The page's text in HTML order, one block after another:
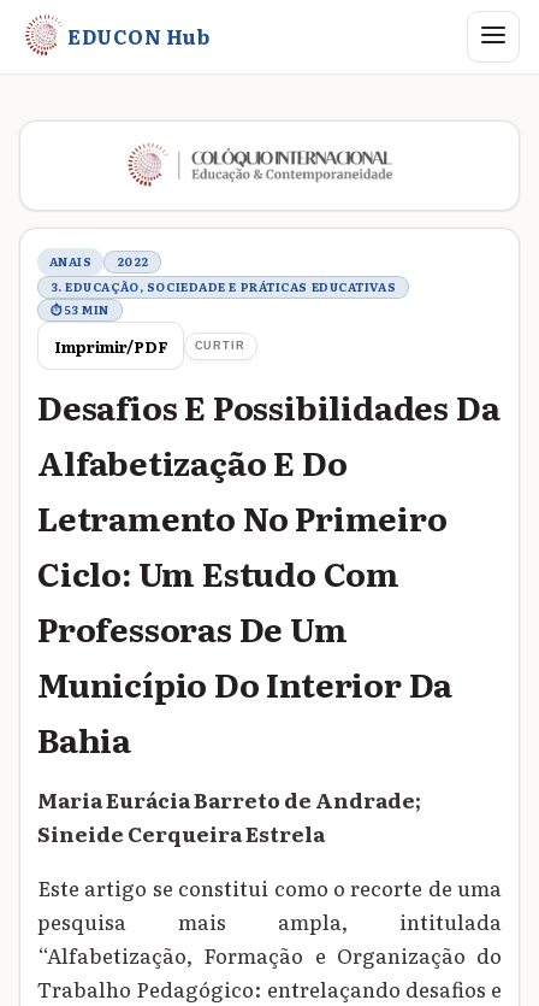
EDUCON Hub Abrir
Metadados do trabalho
ANAIS
2022
3. EDUCAÇÃO, SOCIEDADE E PRÁTICAS EDUCATIVAS
⏱ 53 MIN
Imprimir/PDF CURTIR
Desafios E Possibilidades Da
Alfabetização E Do
Letramento No Primeiro
Ciclo: Um Estudo Com
Professoras De Um
Município Do Interior Da
Bahia
Maria Eurácia Barreto de Andrade;
Sineide Cerqueira Estrela
Este artigo se constitui como o recorte de uma
pesquisa mais ampla, intitulada
“Alfabetização, Formação e Organização do
Trabalho Pedagógico: entrelaçando desafios e